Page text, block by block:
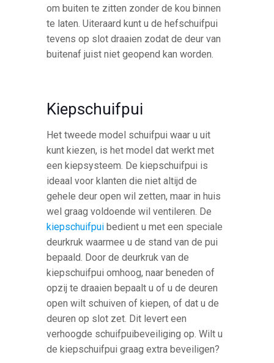
om buiten te zitten zonder de kou binnen
te laten. Uiteraard kunt u de hefschuifpui
tevens op slot draaien zodat de deur van
buitenaf juist niet geopend kan worden.
Kiepschuifpui
Het tweede model schuifpui waar u uit
kunt kiezen, is het model dat werkt met
een kiepsysteem. De kiepschuifpui is
ideaal voor klanten die niet altijd de
gehele deur open wil zetten, maar in huis
wel graag voldoende wil ventileren. De
kiepschuifpui bedient u met een speciale
deurkruk waarmee u de stand van de pui
bepaald. Door de deurkruk van de
kiepschuifpui omhoog, naar beneden of
opzij te draaien bepaalt u of u de deuren
open wilt schuiven of kiepen, of dat u de
deuren op slot zet. Dit levert een
verhoogde schuifpuibeveiliging op. Wilt u
de kiepschuifpui graag extra beveiligen?